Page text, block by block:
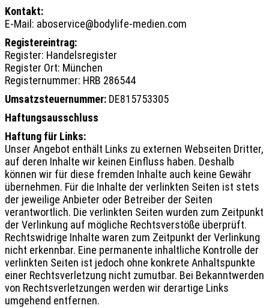
Kontakt:
E-Mail: aboservice@bodylife-medien.com
Registereintrag:
Register: Handelsregister
Register Ort: München
Registernummer: HRB 286544
Umsatzsteuernummer: DE815753305
Haftungsausschluss
Haftung für Links:
Unser Angebot enthält Links zu externen Webseiten Dritter,
auf deren Inhalte wir keinen Einfluss haben. Deshalb
können wir für diese fremden Inhalte auch keine Gewähr
übernehmen. Für die Inhalte der verlinkten Seiten ist stets
der jeweilige Anbieter oder Betreiber der Seiten
verantwortlich. Die verlinkten Seiten wurden zum Zeitpunkt
der Verlinkung auf mögliche Rechtsverstöße überprüft.
Rechtswidrige Inhalte waren zum Zeitpunkt der Verlinkung
nicht erkennbar. Eine permanente inhaltliche Kontrolle der
verlinkten Seiten ist jedoch ohne konkrete Anhaltspunkte
einer Rechtsverletzung nicht zumutbar. Bei Bekanntwerden
von Rechtsverletzungen werden wir derartige Links
umgehend entfernen.